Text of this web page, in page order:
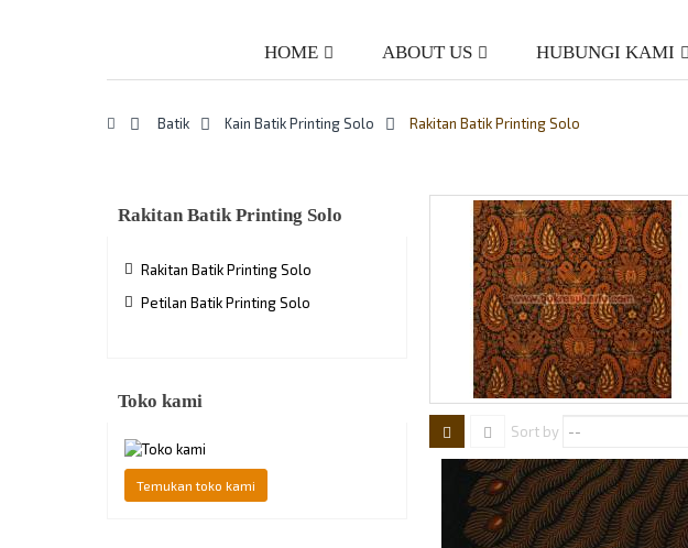
HOME ABOUT US HUBUNGI KAMI
> Batik > Kain Batik Printing Solo > Rakitan Batik Printing Solo
Rakitan Batik Printing Solo
Rakitan Batik Printing Solo
Petilan Batik Printing Solo
Toko kami
Temukan toko kami
Sort by